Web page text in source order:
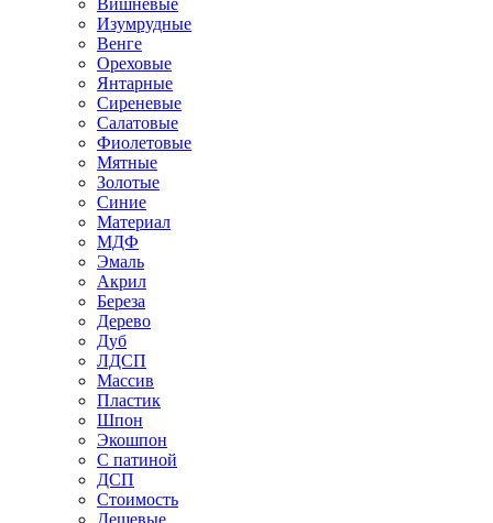
Вишневые
Изумрудные
Венге
Ореховые
Янтарные
Сиреневые
Салатовые
Фиолетовые
Мятные
Золотые
Синие
Материал
МДФ
Эмаль
Акрил
Береза
Дерево
Дуб
ЛДСП
Массив
Пластик
Шпон
Экошпон
С патиной
ДСП
Стоимость
Дешевые